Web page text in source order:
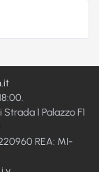
1 Palazzo F1
REA: MI-